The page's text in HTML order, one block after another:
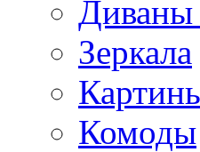
Зеркала
Комоды